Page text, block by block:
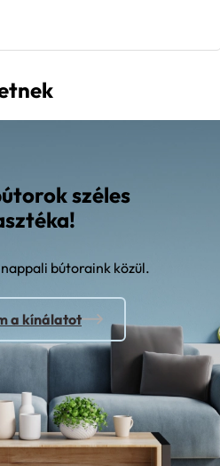
széles
bútoraink közül.
a kínálatot